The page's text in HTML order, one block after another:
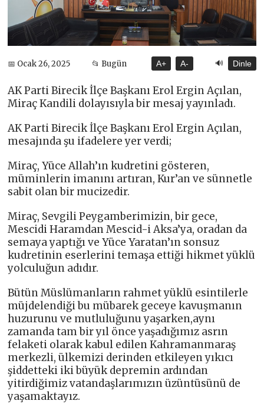
📅 Ocak 26, 2025 📂 Bugün A+ A- 🔊 Dinle
AK Parti Birecik İlçe Başkanı Erol Ergin Açılan,
Miraç Kandili dolayısıyla bir mesaj yayınladı.
AK Parti Birecik İlçe Başkanı Erol Ergin Açılan,
mesajında şu ifadelere yer verdi;
Miraç, Yüce Allah’ın kudretini gösteren,
müminlerin imanını artıran, Kur’an ve sünnetle
sabit olan bir mucizedir.
Miraç, Sevgili Peygamberimizin, bir gece,
Mescidi Haramdan Mescid-i Aksa’ya, oradan da
semaya yaptığı ve Yüce Yaratan’ın sonsuz
kudretinin eserlerini temaşa ettiği hikmet yüklü
yolculuğun adıdır.
Bütün Müslümanların rahmet yüklü esintilerle
müjdelendiği bu mübarek geceye kavuşmanın
huzurunu ve mutluluğunu yaşarken,aynı
zamanda tam bir yıl önce yaşadığımız asrın
felaketi olarak kabul edilen Kahramanmaraş
merkezli, ülkemizi derinden etkileyen yıkıcı
şiddetteki iki büyük depremin ardından
yitirdiğimiz vatandaşlarımızın üzüntüsünü de
yaşamaktayız.